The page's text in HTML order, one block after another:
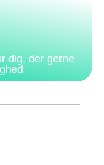
dig, der gerne